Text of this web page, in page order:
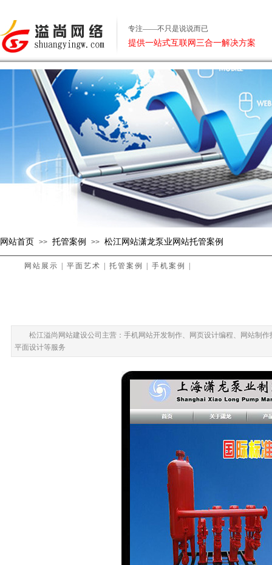
网站首页 >> 托管案例 >> 松江网站潇龙泵业网站托管案例
网站展示 平面艺术 托管案例 手机案例
松江溢尚网站建设公司主营：手机网站开发制作、网页设计编程、网站制
平面设计等服务
专注——不只是说说而已
提供一站式互联网三合一解决方案